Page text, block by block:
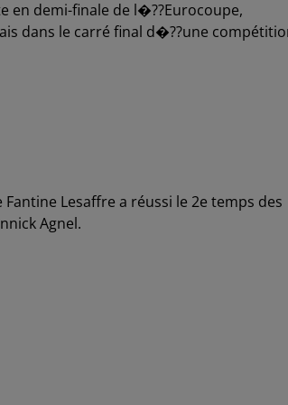
en demi-finale de l�??Eurocoupe,
dans le carré final d�??une
Lesaffre a réussi le 2e temps des
Agnel.